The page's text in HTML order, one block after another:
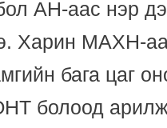
АН-аас нэр
Харин МАХН-
бага цаг
болоод